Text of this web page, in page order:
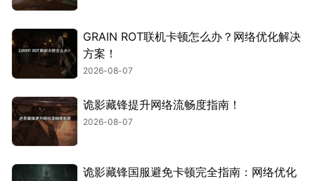
GRAIN ROT联机卡顿怎么办？网络优化解决
方案！
2026-08-07
诡影藏锋提升网络流畅度指南！
2026-08-07
诡影藏锋国服避免卡顿完全指南：网络优化